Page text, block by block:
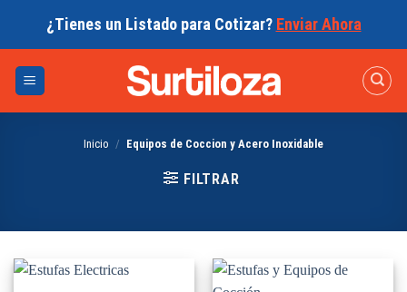
¿Tienes un Listado para Cotizar? Enviar Ahora
Inicio / Equipos de Coccion y Acero Inoxidable
FILTRAR